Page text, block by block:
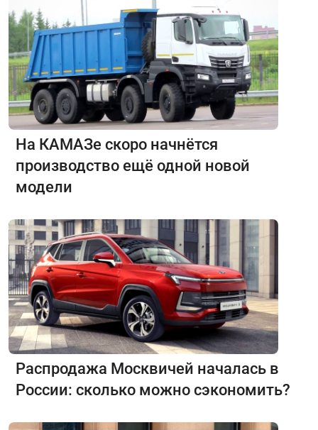
На КАМАЗе скоро начнётся
производство ещё одной новой
модели
Распродажа Москвичей началась в
России: сколько можно сэкономить?